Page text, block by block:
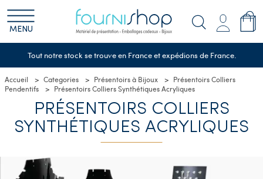
MENU
Tout notre stock se trouve en France et expédions de France.
Accueil Categories Présentoirs à Bijoux
Présentoirs Colliers
Pendentifs
Présentoirs Colliers Synthétiques Acryliques
PRÉSENTOIRS COLLIERS
SYNTHÉTIQUES ACRYLIQUES